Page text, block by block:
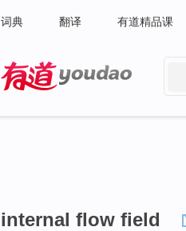
词典 翻译 有道精品课
internal flow field